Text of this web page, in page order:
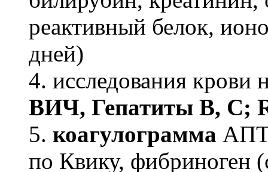
реактивный белок,
дней)
4. исcледования крови
ВИЧ, Гепатиты B, C;
5. коагулограмма
по Квику, фибриноген